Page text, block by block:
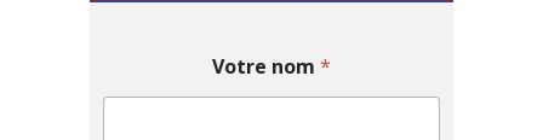
Votre nom *